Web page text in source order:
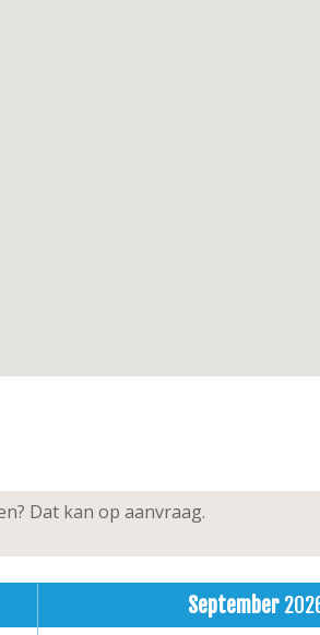
Dat kan op aanvraag.
September